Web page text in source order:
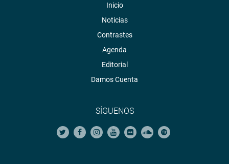
Inicio
Noticias
Contrastes
Agenda
Editorial
Damos Cuenta
SÍGUENOS